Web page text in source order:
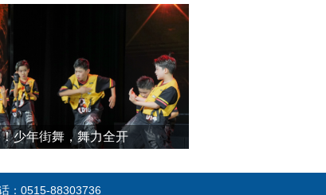
少年街舞，舞力全开
：0515-88303736